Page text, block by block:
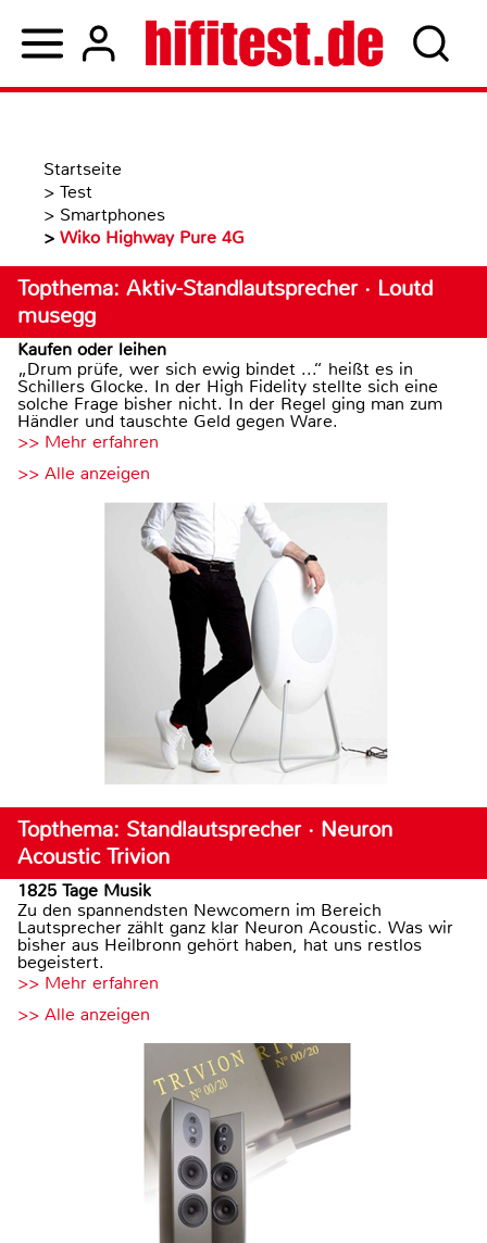
Startseite
> Test
> Smartphones
> Wiko Highway Pure 4G
Topthema: Aktiv-Standlautsprecher · Loutd
musegg
Kaufen oder leihen
„Drum prüfe, wer sich ewig bindet ...“ heißt es in
Schillers Glocke. In der High Fidelity stellte sich eine
solche Frage bisher nicht. In der Regel ging man zum
Händler und tauschte Geld gegen Ware.
>> Mehr erfahren
>> Alle anzeigen
Topthema: Standlautsprecher · Neuron
Acoustic Trivion
1825 Tage Musik
Zu den spannendsten Newcomern im Bereich
Lautsprecher zählt ganz klar Neuron Acoustic. Was wir
bisher aus Heilbronn gehört haben, hat uns restlos
begeistert.
>> Mehr erfahren
>> Alle anzeigen